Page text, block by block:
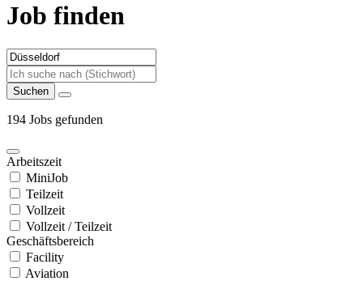
Job finden
Suchen
194 Jobs gefunden
Arbeitszeit
MiniJob
Teilzeit
Vollzeit
Vollzeit / Teilzeit
Geschäftsbereich
Facility
Aviation